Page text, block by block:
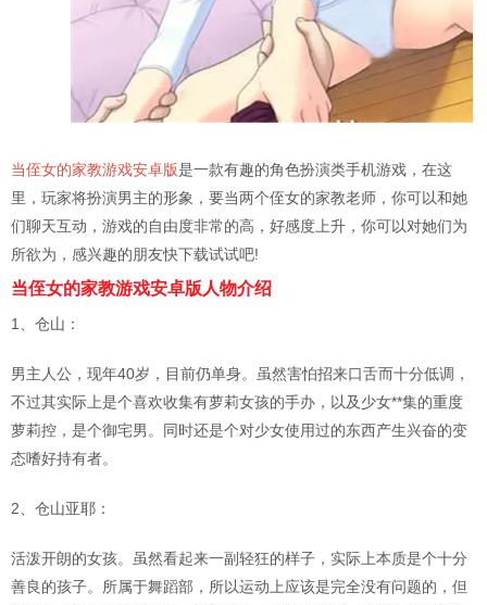
当侄女的家教游戏安卓版是一款有趣的角色扮演类手机游戏，在这
里，玩家将扮演男主的形象，要当两个侄女的家教老师，你可以和她
们聊天互动，游戏的自由度非常的高，好感度上升，你可以对她们为
所欲为，感兴趣的朋友快下载试试吧!
当侄女的家教游戏安卓版人物介绍
1、仓山：
男主人公，现年40岁，目前仍单身。虽然害怕招来口舌而十分低调，
不过其实际上是个喜欢收集有萝莉女孩的手办，以及少女**集的重度
萝莉控，是个御宅男。同时还是个对少女使用过的东西产生兴奋的变
态嗜好持有者。
2、仓山亚耶：
活泼开朗的女孩。虽然看起来一副轻狂的样子，实际上本质是个十分
善良的孩子。所属于舞蹈部，所以运动上应该是完全没有问题的，但